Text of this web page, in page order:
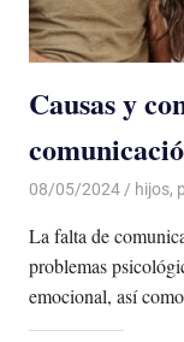
Causas y
08/05/2024 De
hijos,
La falta de
problemas
emocional, así